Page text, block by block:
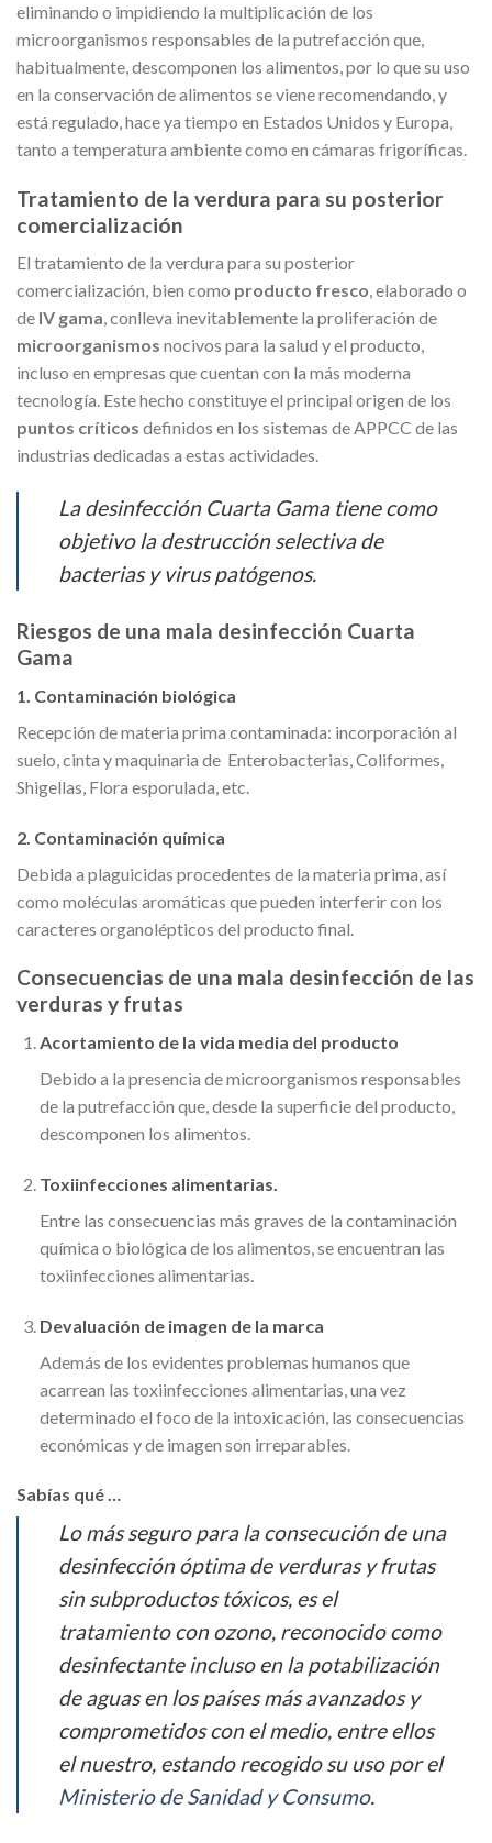
eliminando o impidiendo la multiplicación de los
microorganismos responsables de la putrefacción que,
habitualmente, descomponen los alimentos, por lo que su uso
en la conservación de alimentos se viene recomendando, y
está regulado, hace ya tiempo en Estados Unidos y Europa,
tanto a temperatura ambiente como en cámaras frigoríficas.
Tratamiento de la verdura para su posterior
comercialización
El tratamiento de la verdura para su posterior
comercialización, bien como producto fresco, elaborado o
de IV gama, conlleva inevitablemente la proliferación de
microorganismos nocivos para la salud y el producto,
incluso en empresas que cuentan con la más moderna
tecnología. Este hecho constituye el principal origen de los
puntos críticos definidos en los sistemas de APPCC de las
industrias dedicadas a estas actividades.
La desinfección Cuarta Gama tiene como
objetivo la destrucción selectiva de
bacterias y virus patógenos.
Riesgos de una mala desinfección Cuarta
Gama
1. Contaminación biológica
Recepción de materia prima contaminada: incorporación al
suelo, cinta y maquinaria de Enterobacterias, Coliformes,
Shigellas, Flora esporulada, etc.
2. Contaminación química
Debida a plaguicidas procedentes de la materia prima, así
como moléculas aromáticas que pueden interferir con los
caracteres organolépticos del producto final.
Consecuencias de una mala desinfección de las
verduras y frutas
Acortamiento de la vida media del producto
Debido a la presencia de microorganismos responsables
de la putrefacción que, desde la superficie del producto,
descomponen los alimentos.
Toxiinfecciones alimentarias.
Entre las consecuencias más graves de la contaminación
química o biológica de los alimentos, se encuentran las
toxiinfecciones alimentarias.
Devaluación de imagen de la marca
Además de los evidentes problemas humanos que
acarrean las toxiinfecciones alimentarias, una vez
determinado el foco de la intoxicación, las consecuencias
económicas y de imagen son irreparables.
Sabías qué …
Lo más seguro para la consecución de una
desinfección óptima de verduras y frutas
sin subproductos tóxicos, es el
tratamiento con ozono, reconocido como
desinfectante incluso en la potabilización
de aguas en los países más avanzados y
comprometidos con el medio, entre ellos
el nuestro, estando recogido su uso por el
Ministerio de Sanidad y Consumo.